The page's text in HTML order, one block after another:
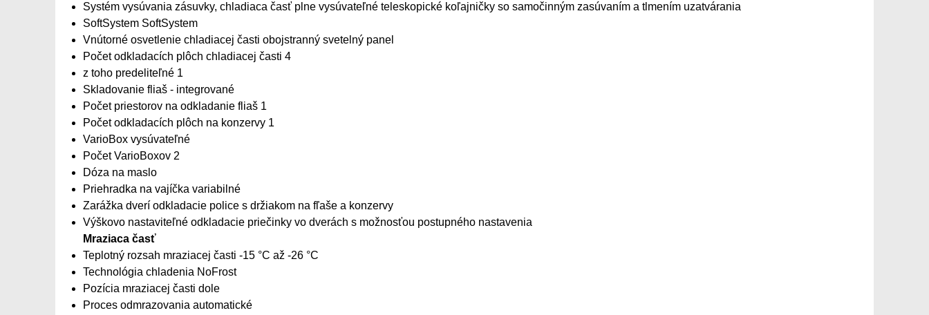
Systém vysúvania zásuvky, chladiaca časť plne vysúvateľné teleskopické koľajničky so samočinným zasúvaním a tlmením uzatvárania
SoftSystem SoftSystem
Vnútorné osvetlenie chladiacej časti obojstranný svetelný panel
Počet odkladacích plôch chladiacej časti 4
z toho predeliteľné 1
Skladovanie fliaš - integrované
Počet priestorov na odkladanie fliaš 1
Počet odkladacích plôch na konzervy 1
VarioBox vysúvateľné
Počet VarioBoxov 2
Dóza na maslo
Priehradka na vajíčka variabilné
Zarážka dverí odkladacie police s držiakom na fľaše a konzervy
Výškovo nastaviteľné odkladacie priečinky vo dverách s možnosťou postupného nastavenia
Mraziaca časť
Teplotný rozsah mraziacej časti -15 °C až -26 °C
Technológia chladenia NoFrost
Pozícia mraziacej časti dole
Proces odmrazovania automatické